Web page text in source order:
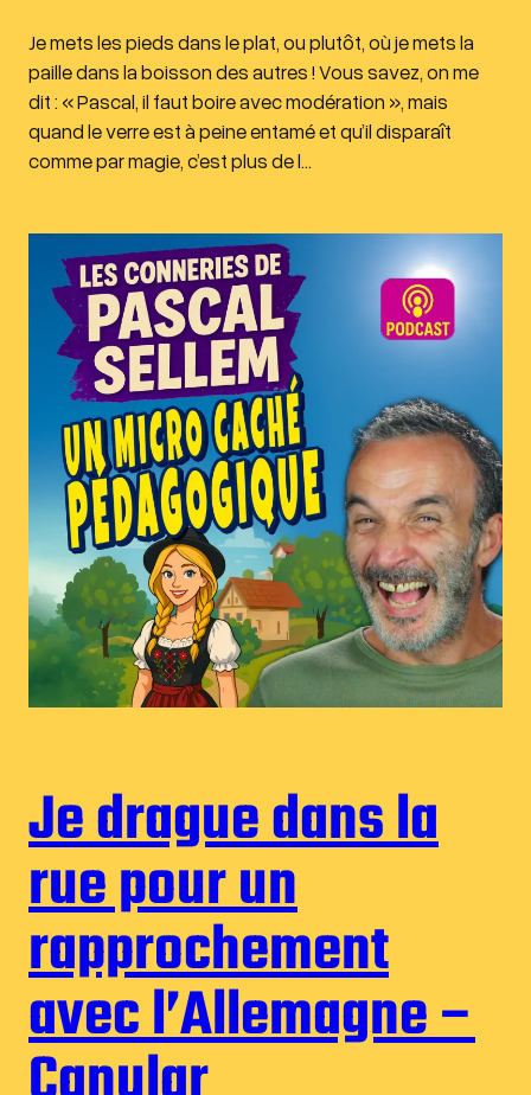
Je mets les pieds dans le plat, ou plutôt, où je mets la
paille dans la boisson des autres ! Vous savez, on me
dit : « Pascal, il faut boire avec modération », mais
quand le verre est à peine entamé et qu’il disparaît
comme par magie, c’est plus de l…
Je drague dans la
rue pour un
rapprochement
avec l’Allemagne –